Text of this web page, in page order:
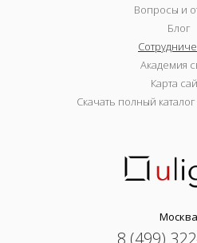
Вопросы и
Блог
Академия
Карта
Скачать полный
Москва